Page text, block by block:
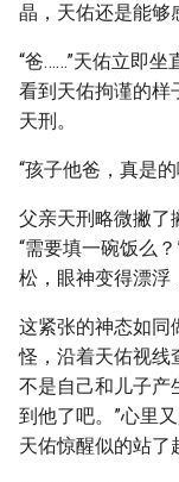
晶，天佑还是能够
“爸……”天佑立即坐
看到天佑拘谨的样
天刑。
“孩子他爸，真是
父亲天刑略微撇了
“需要填一碗饭么
松，眼神变得漂浮
这紧张的神态如同
怪，沿着天佑视线
不是自己和儿子产
到他了吧。”心里
天佑惊醒似的站了